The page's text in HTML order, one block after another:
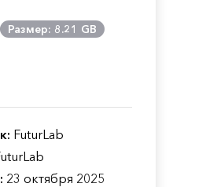
Размер: 8.21 GB
FuturLab
23 октября 2025